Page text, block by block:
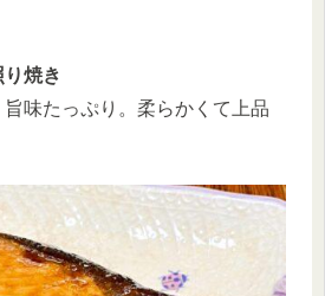
焼き
味たっぷり。柔らかくて上品